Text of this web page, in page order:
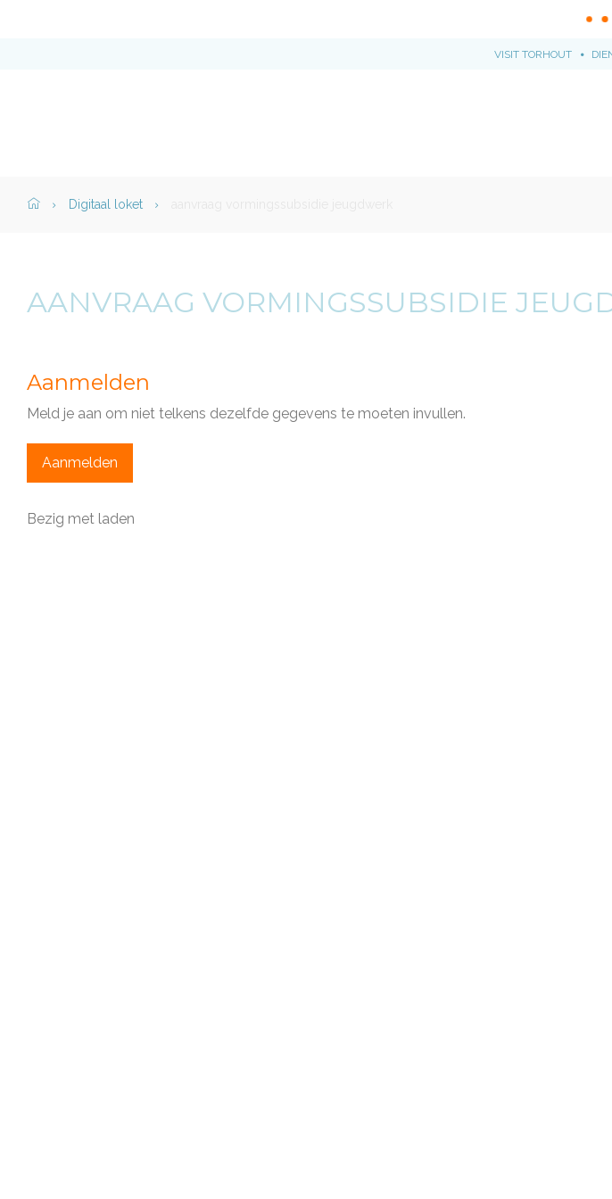
VISIT TORHOUT
Home">Digitaal loket
AANVRAAG VORMINGSSUBSIDIE
Aanmelden
Meld je aan om niet telkens dezelfde gegevens te moeten invullen.
Aanmelden
Bezig met laden